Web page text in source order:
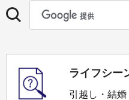
ライフシー
引越し・結